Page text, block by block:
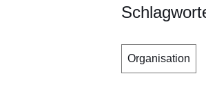
Organisation